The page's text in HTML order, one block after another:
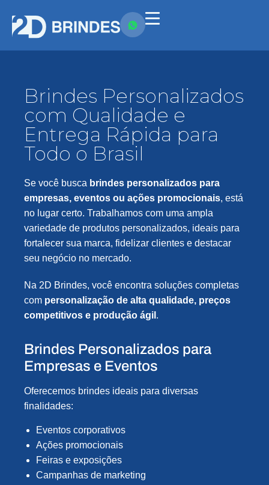
Brindes Personalizados
com Qualidade e
Entrega Rápida para
Todo o Brasil
Se você busca brindes personalizados para
empresas, eventos ou ações promocionais, está
no lugar certo. Trabalhamos com uma ampla
variedade de produtos personalizados, ideais para
fortalecer sua marca, fidelizar clientes e destacar
seu negócio no mercado.
Na 2D Brindes, você encontra soluções completas
com personalização de alta qualidade, preços
competitivos e produção ágil .
Brindes Personalizados para
Empresas e Eventos
Oferecemos brindes ideais para diversas
finalidades:
Eventos corporativos
Ações promocionais
Feiras e exposições
Campanhas de marketing